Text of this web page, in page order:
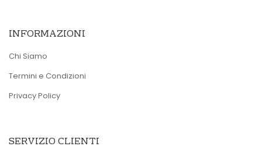
INFORMAZIONI
Chi Siamo
Termini e Condizioni
Privacy Policy
SERVIZIO CLIENTI